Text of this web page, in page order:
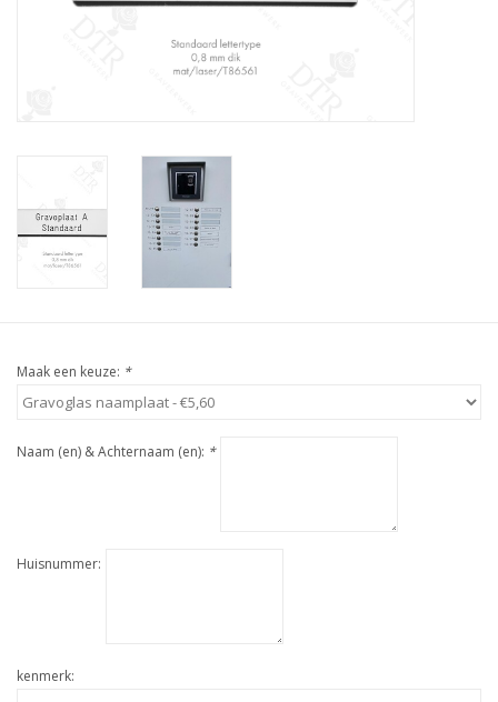
Maak een keuze: *
Naam (en) & Achternaam (en): *
Huisnummer:
kenmerk: